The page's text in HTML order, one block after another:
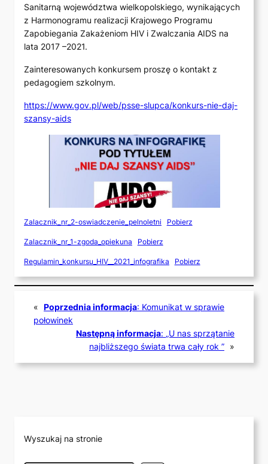
Sanitarną województwa wielkopolskiego, wynikających
z Harmonogramu realizacji Krajowego Programu
Zapobiegania Zakażeniom HIV i Zwalczania AIDS na
lata 2017 –2021.
Zainteresowanych konkursem proszę o kontakt z
pedagogiem szkolnym.
https://www.gov.pl/web/psse-slupca/konkurs-nie-daj-
szansy-aids
Zalacznik_nr_2-oswiadczenie_pelnoletni Pobierz
Zalacznik_nr_1-zgoda_opiekuna Pobierz
Regulamin_konkursu_HIV__2021_infografika Pobierz
« Poprzednia informacja: Komunikat w sprawie
połowinek
Następną informacja: „U nas sprzątanie
najbliższego świata trwa cały rok ” »
Wyszukaj na stronie